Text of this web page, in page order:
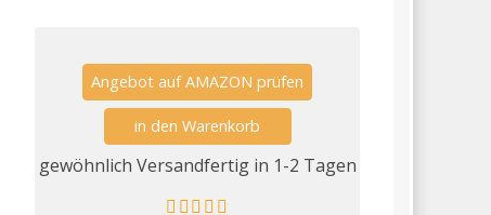
Angebot auf AMAZON prüfen
gewöhnlich Versandfertig in 1-2 Tagen